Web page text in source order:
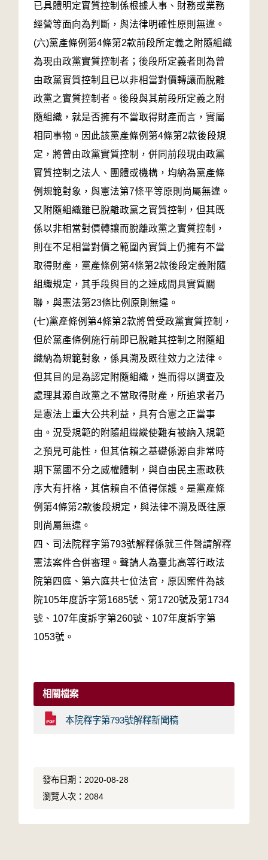
已具體明定實質控制係根據人事、財務或業務
經營等面向為判斷，與法律明確性原則無違。
(六)黨產條例第4條第2款前段所定義之附隨組織
為現由政黨實質控制者；後段所定義者則為曾
由政黨實質控制且已以非相當對價轉讓而脫離
政黨之實質控制者。後段與其前段所定義之附
隨組織，就是否擁有不當取得財產而言，實屬
相同事物。因此該黨產條例第4條第2款後段規
定，將曾由政黨實質控制，併同前段現由政黨
實質控制之法人、團體或機構，均納為黨產條
例規範對象，與憲法第7條平等原則尚屬無違。
又附隨組織雖已脫離政黨之實質控制，但其既
係以非相當對價轉讓而脫離政黨之實質控制，
則在不足相當對價之範圍內實質上仍擁有不當
取得財產，黨產條例第4條第2款後段定義附隨
組織規定，其手段與目的之達成間具實質關
聯，與憲法第23條比例原則無違。
(七)黨產條例第4條第2款將曾受政黨實質控制，
但於黨產條例施行前即已脫離其控制之附隨組
織納為規範對象，係具溯及既往效力之法律。
但其目的是為認定附隨組織，進而得以調查及
處理其源自政黨之不當取得財產，所追求者乃
是憲法上重大公共利益，具有合憲之正當事
由。況受規範的附隨組織縱使難有被納入規範
之預見可能性，但其信賴之基礎係源自非常時
期下黨國不分之威權體制，與自由民主憲政秩
序大有扞格，其信賴自不值得保護。是黨產條
例第4條第2款後段規定，與法律不溯及既往原
則尚屬無違。
四、司法院釋字第793號解釋係就三件聲請解釋
憲法案件合併審理。聲請人為臺北高等行政法
院第四庭、第六庭共七位法官，原因案件為該
院105年度訴字第1685號、第1720號及第1734
號、107年度訴字第260號、107年度訴字第
1053號。
相關檔案
本院釋字第793號解釋新聞稿
發布日期：2020-08-28
瀏覽人次：2084